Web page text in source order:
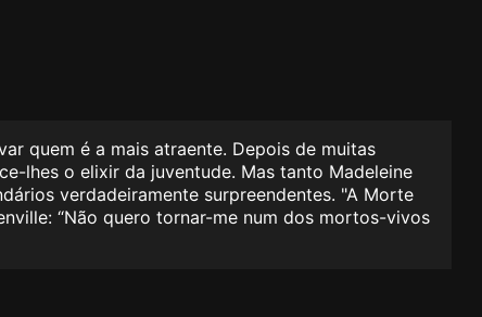
quem é a mais atraente. Depois de muitas
lhes o elixir da juventude. Mas tanto Madeleine
verdadeiramente surpreendentes. "A Morte
“Não quero tornar-me num dos mortos-vivos